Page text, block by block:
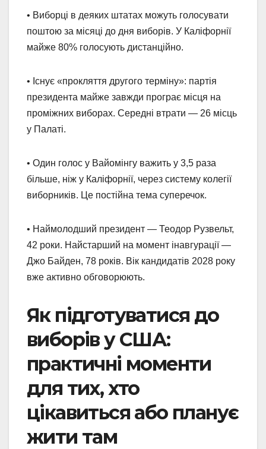
• Виборці в деяких штатах можуть голосувати
поштою за місяці до дня виборів. У Каліфорнії
майже 80% голосують дистанційно.
• Існує «прокляття другого терміну»: партія
президента майже завжди програє місця на
проміжних виборах. Середні втрати — 26 місць
у Палаті.
• Один голос у Вайомінгу важить у 3,5 раза
більше, ніж у Каліфорнії, через систему колегії
виборників. Це постійна тема суперечок.
• Наймолодший президент — Теодор Рузвельт,
42 роки. Найстарший на момент інавгурації —
Джо Байден, 78 років. Вік кандидатів 2028 року
вже активно обговорюють.
Як підготуватися до
виборів у США:
практичні моменти
для тих, хто
цікавиться або планує
жити там